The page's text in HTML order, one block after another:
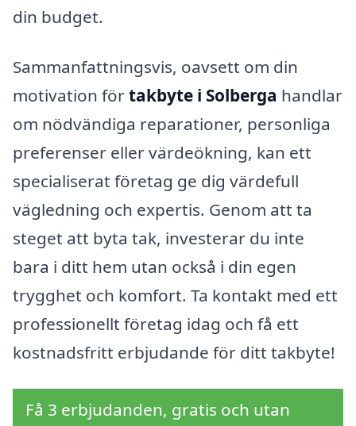
din budget.
Sammanfattningsvis, oavsett om din
motivation förtakbyte i Solberga handlar
om nödvändiga reparationer, personliga
preferenser eller värdeökning, kan ett
specialiserat företag ge dig värdefull
vägledning och expertis. Genom att ta
steget att byta tak, investerar du inte
bara i ditt hem utan också i din egen
trygghet och komfort. Ta kontakt med ett
professionellt företag idag och få ett
kostnadsfritt erbjudande för ditt takbyte!
Få 3 erbjudanden, gratis och utan